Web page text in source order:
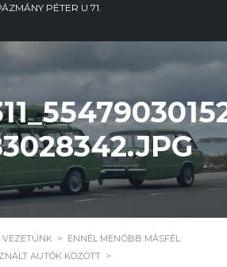
PÉTER U 71.
VEZETÜNK > ENNÉL MENŐBB MÁSFÉL
AUTÓK KÖZÖTT >